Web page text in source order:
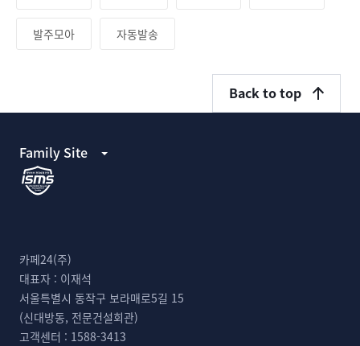
발주모아 자동발송
Family Site
Back to top
카페24(주)
대표자 : 이재석
서울특별시 동작구 보라매로5길 15
(신대방동, 전문건설회관)
고객센터 : 1588-3413